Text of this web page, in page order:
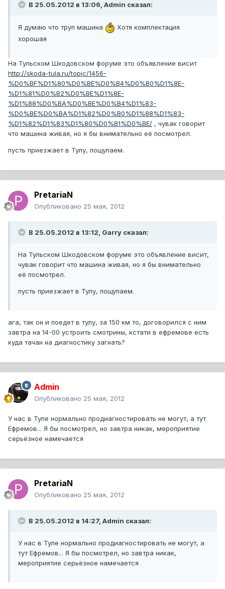
В 25.05.2012 в 13:06, Admin сказал:
Я думаю что труп машина
Хотя комплектация
хорошая
На Тульском Шкодовском форуме это объявление висит
http://skoda-tula.ru/topic/1456-
%D0%BF%D1%80%D0%BE%D0%B4%D0%B0%D1%8E-
%D1%81%D0%B2%D0%BE%D1%8E-
%D1%88%D0%BA%D0%BE%D0%B4%D1%83-
%D0%BE%D0%BA%D1%82%D0%B0%D1%88%D1%83-
%D1%82%D1%83%D1%80%D0%B1%D0%BE/ , чувак говорит
что машина живая, но я бы внимательно её посмотрел.
пусть приезжает в Тулу, пощупаем.
PretariaN
Опубликовано 25 мая, 2012
В 25.05.2012 в 13:12, Garry сказал:
На Тульском Шкодовском форуме это объявление висит,
чувак говорит что машина живая, но я бы внимательно
её посмотрел.
пусть приезжает в Тулу, пощупаем.
ага, так он и поедет в тулу, за 150 км то, договорился с ним
завтра на 14-00 устроить смотрины, кстати в ефремове есть
куда тачан на диагностику загнать?
Admin
Опубликовано 25 мая, 2012
У нас в Туле нормально продиагностировать не могут, а тут
Ефремов... Я бы посмотрел, но завтра никак, мероприятие
серьёзное намечается
PretariaN
Опубликовано 25 мая, 2012
В 25.05.2012 в 14:27, Admin сказал:
У нас в Туле нормально продиагностировать не могут, а
тут Ефремов... Я бы посмотрел, но завтра никак,
мероприятие серьёзное намечается